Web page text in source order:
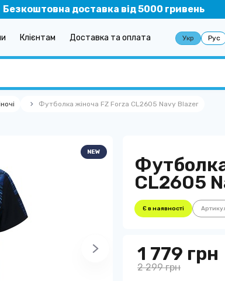
Безкоштовна доставка від 5000 гривень
Клієнтам Доставка та оплата Укр Рус
Футболка жіноча FZ Forza CL2605 Navy Blazer
NEW
CL2605
Є в наявності
1 779 грн
2 299 грн